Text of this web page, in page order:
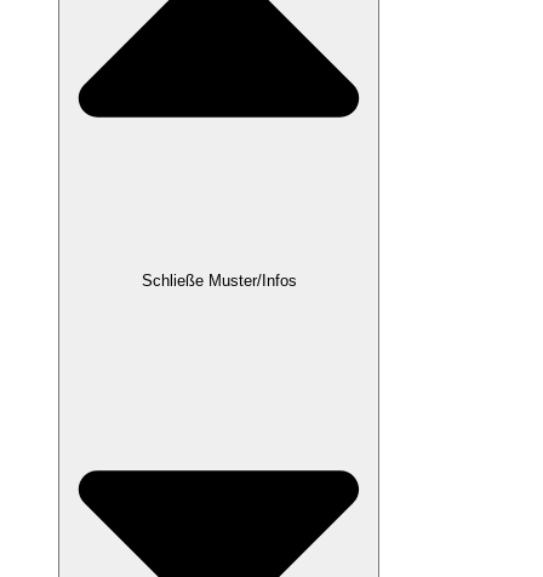
Schließe Muster/Infos